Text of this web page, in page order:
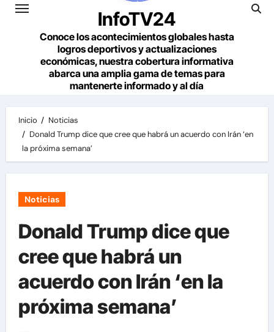
InfoTV24
Conoce los acontecimientos globales hasta
logros deportivos y actualizaciones
económicas, nuestra cobertura informativa
abarca una amplia gama de temas para
mantenerte informado y al día
Inicio
Noticias
Donald Trump dice que cree que habrá un acuerdo con Irán ‘en
la próxima semana’
Noticias
Donald Trump dice que
cree que habrá un
acuerdo con Irán ‘en la
próxima semana’